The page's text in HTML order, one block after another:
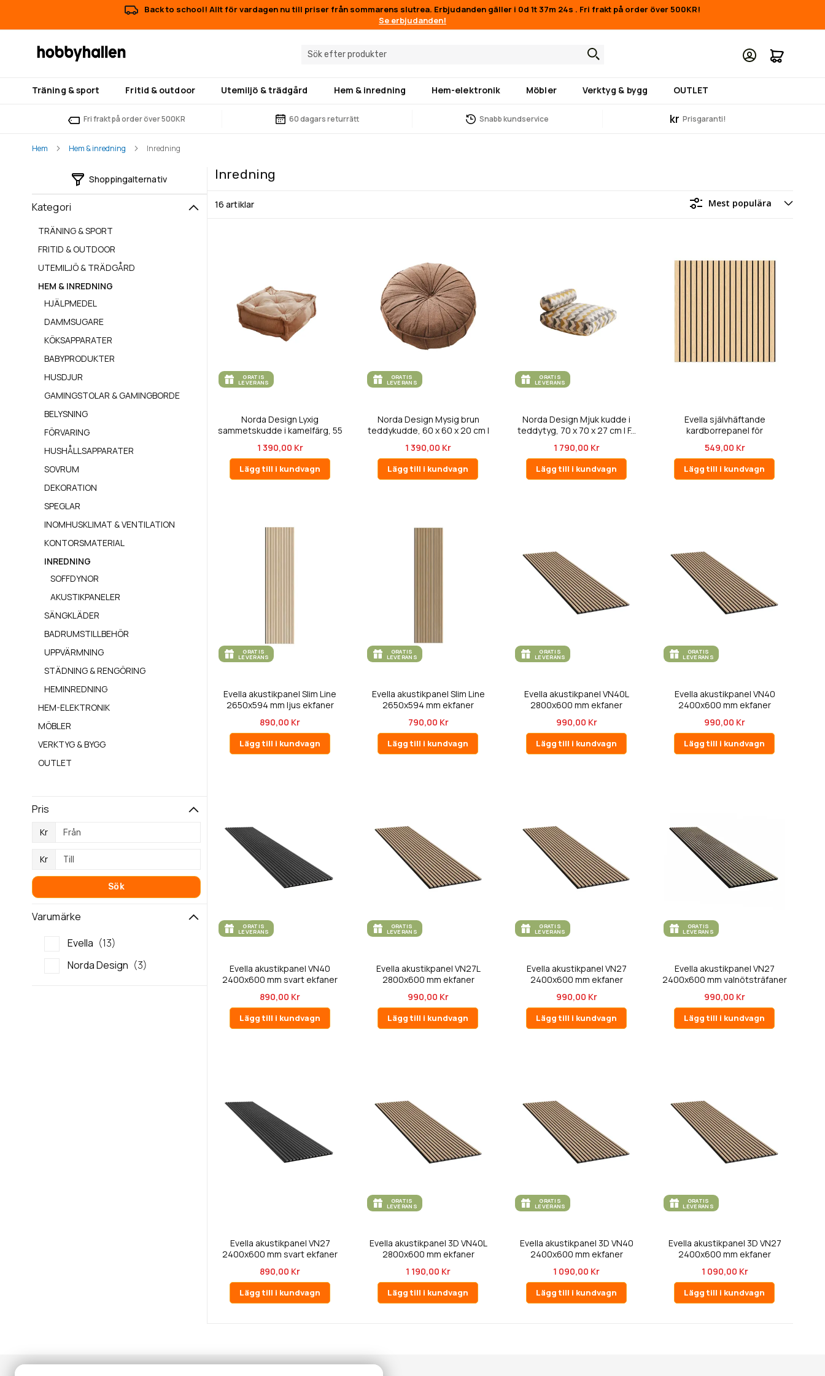
Back to school! Allt för vardagen nu till priser från sommarens slutrea. Erbjudanden gäller i 0d 1t 37m 23s . Fri frakt på order över 500KR!
Se erbjudanden!
Min
Träning & sport Fritid & outdoor Utemiljö & trädgård Hem & inredning Hem-elektronik Möbler Verktyg & bygg OUTLET
Fri frakt på order över 500KR 60 dagars returrätt Snabb kundservice kr Prisgaranti!
Hem Hem & inredning Inredning
Inredning
16 artiklar
GRATIS
LEVERANS
Norda Design Lyxig
sammetskudde i kamelfärg, 55
1 390,00 Kr
Lägg till i kundvagn
GRATIS
LEVERANS
Norda Design Mysig brun
teddykudde, 60 x 60 x 20 cm |
1 390,00 Kr
Lägg till i kundvagn
GRATIS
LEVERANS
Norda Design Mjuk kudde i
teddytyg, 70 x 70 x 27 cm | F...
1 790,00 Kr
Lägg till i kundvagn
Evella självhäftande
kardborrepanel för
549,00 Kr
Lägg till i kundvagn
GRATIS
LEVERANS
Evella akustikpanel Slim Line
2650x594 mm ljus ekfaner
890,00 Kr
Lägg till i kundvagn
GRATIS
LEVERANS
Evella akustikpanel Slim Line
2650x594 mm ekfaner
790,00 Kr
Lägg till i kundvagn
GRATIS
LEVERANS
Evella akustikpanel VN40L
2800x600 mm ekfaner
990,00 Kr
Lägg till i kundvagn
GRATIS
LEVERANS
Evella akustikpanel VN40
2400x600 mm ekfaner
990,00 Kr
Lägg till i kundvagn
GRATIS
LEVERANS
Evella akustikpanel VN40
2400x600 mm svart ekfaner
890,00 Kr
Lägg till i kundvagn
GRATIS
LEVERANS
Evella akustikpanel VN27L
2800x600 mm ekfaner
990,00 Kr
Lägg till i kundvagn
GRATIS
LEVERANS
Evella akustikpanel VN27
2400x600 mm ekfaner
990,00 Kr
Lägg till i kundvagn
GRATIS
LEVERANS
Evella akustikpanel VN27
2400x600 mm valnötsträfaner
990,00 Kr
Lägg till i kundvagn
Evella akustikpanel VN27
2400x600 mm svart ekfaner
890,00 Kr
Lägg till i kundvagn
GRATIS
LEVERANS
Evella akustikpanel 3D VN40L
2800x600 mm ekfaner
1 190,00 Kr
Lägg till i kundvagn
GRATIS
LEVERANS
Evella akustikpanel 3D VN40
2400x600 mm ekfaner
1 090,00 Kr
Lägg till i kundvagn
GRATIS
LEVERANS
Evella akustikpanel 3D VN27
2400x600 mm ekfaner
1 090,00 Kr
Lägg till i kundvagn
Shoppingalternativ
Kategori
TRÄNING & SPORT
FRITID & OUTDOOR
UTEMILJÖ & TRÄDGÅRD
HEM & INREDNING
HJÄLPMEDEL
DAMMSUGARE
KÖKSAPPARATER
BABYPRODUKTER
HUSDJUR
GAMINGSTOLAR & GAMINGBORDE
BELYSNING
FÖRVARING
HUSHÅLLSAPPARATER
SOVRUM
DEKORATION
SPEGLAR
INOMHUSKLIMAT & VENTILATION
KONTORSMATERIAL
INREDNING
SOFFDYNOR
AKUSTIKPANELER
SÄNGKLÄDER
BADRUMSTILLBEHÖR
UPPVÄRMNING
STÄDNING & RENGÖRING
HEMINREDNING
HEM-ELEKTRONIK
MÖBLER
VERKTYG & BYGG
OUTLET
Pris
Kr
Kr
Sök
Varumärke
Evella
13
Norda Design
3